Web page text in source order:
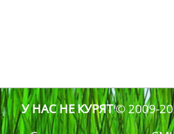
У НАС НЕ КУРЯТ© 2009-